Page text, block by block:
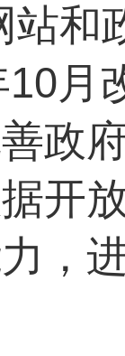
站和
月
政
开
，